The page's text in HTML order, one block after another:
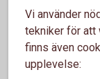
lösenord eller
Dessa är inte
allmänna frågor.
Vi använder
tekniker för att
finns även
upplevelse: